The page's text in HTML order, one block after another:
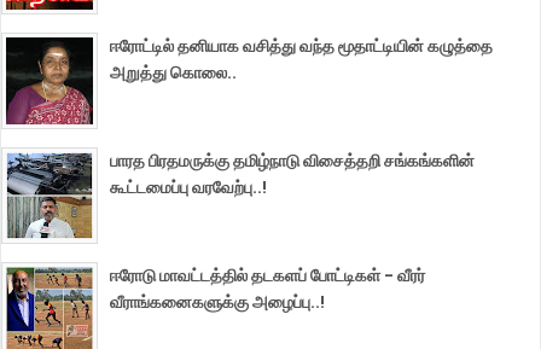
ஈரோட்டில் தனியாக வசித்து வந்த மூதாட்டியின் கழுத்தை
அறுத்து கொலை..
பாரத பிரதமருக்கு தமிழ்நாடு விசைத்தறி சங்கங்களின்
கூட்டமைப்பு வரவேற்பு..!
ஈரோடு மாவட்டத்தில் தடகளப் போட்டிகள் - வீரர்
வீராங்கனைகளுக்கு அழைப்பு..!